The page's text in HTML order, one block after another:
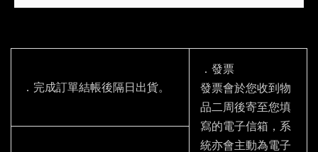
．完成訂單結帳後隔日出貨。
．發票
發票會於您收到物
品二周後寄至您填
寫的電子信箱，系
統亦會主動為電子